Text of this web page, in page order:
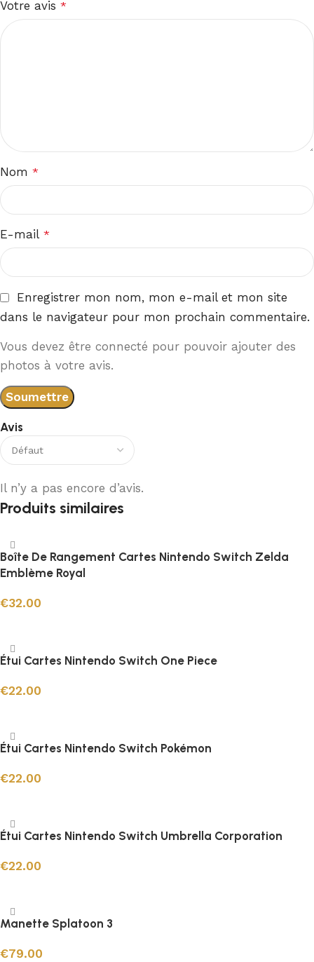
Avis
Il n’y a pas encore d’avis.
Votre avis *
Nom *
E-mail *
Enregistrer mon nom, mon e-mail et mon site
dans le navigateur pour mon prochain commentaire.
Vous devez être connecté pour pouvoir ajouter des
photos à votre avis.
Produits similaires
Boîte De Rangement Cartes Nintendo Switch Zelda
Emblème Royal
€32.00
Étui Cartes Nintendo Switch One Piece
€22.00
Étui Cartes Nintendo Switch Pokémon
€22.00
Étui Cartes Nintendo Switch Umbrella Corporation
€22.00
Manette Splatoon 3
€79.00